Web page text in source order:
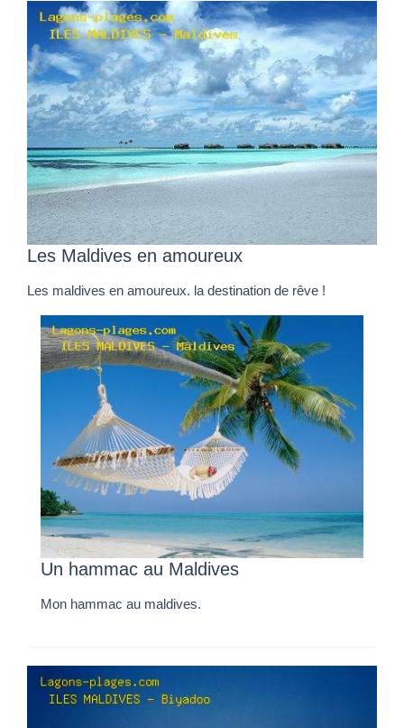
Les Maldives en amoureux
Les maldives en amoureux. la destination de rêve !
Un hammac au Maldives
Mon hammac au maldives.